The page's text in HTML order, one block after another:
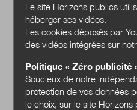
Le site Horizons publics
héberger ses vidéos.
Les cookies déposés par
des vidéos intégrées sur
Politique « Zéro publicité
Soucieux de notre
protection de vos données
le choix, sur le site